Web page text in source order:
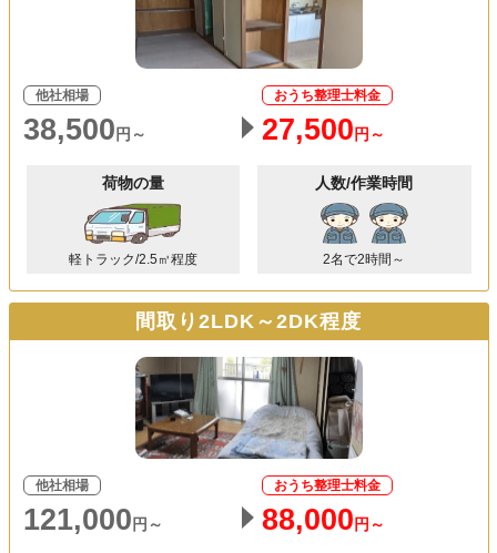
他社相場
38,500 円～
おうち整理士料金
27,500 円～
荷物の量
軽トラック/2.5㎥程度
人数/作業時間
2名で2時間～
間取り2LDK～2DK程度
他社相場
121,000 円～
おうち整理士料金
88,000 円～